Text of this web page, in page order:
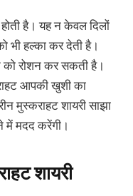
है। यह न केवल दिलों
भी हल्का कर देती है।
को रोशन कर सकती है।
आपकी खुशी का
मुस्कराहट शायरी साझा
में मदद करेंगी।
शायरी